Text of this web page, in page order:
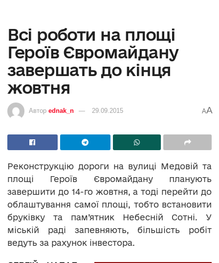
Всі роботи на площі
Героїв Євромайдану
завершать до кінця
жовтня
Автор ednak_n 29.09.2015 AA
Реконструкцію дороги на вулиці Медовій та
площі Героїв Євромайдану планують
завершити до 14-го жовтня, а тоді перейти до
облаштування самої площі, тобто встановити
бруківку та пам’ятник Небесній Сотні. У
міській раді запевняють, більшість робіт
ведуть за рахунок інвестора.